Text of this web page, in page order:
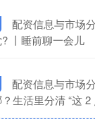
配资信息与市场
丨睡前聊一会儿
配资信息与市场
生活里分清 “这